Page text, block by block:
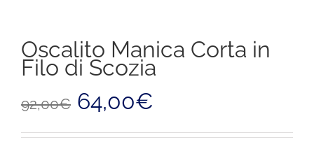
Oscalito Manica Corta in
Filo di Scozia
92,00€
Il
prezzo
era:
64,00€
è: